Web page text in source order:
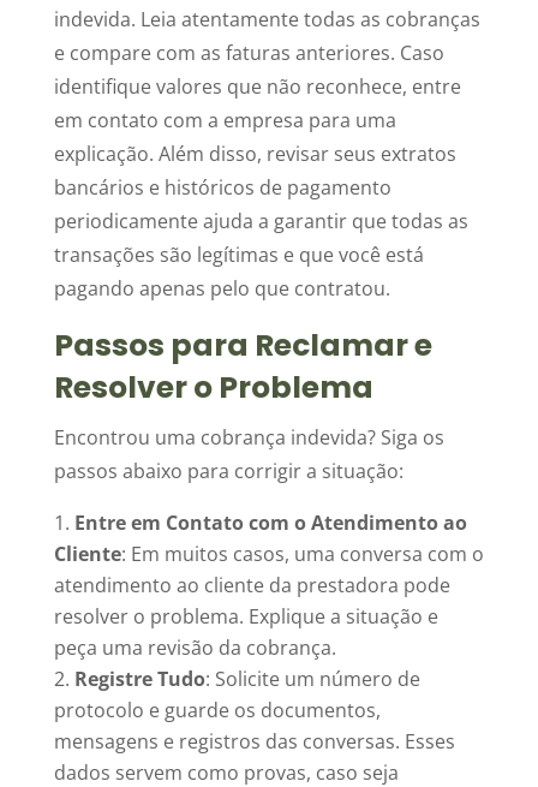
indevida. Leia atentamente todas as cobranças
e compare com as faturas anteriores. Caso
identifique valores que não reconhece, entre
em contato com a empresa para uma
explicação. Além disso, revisar seus extratos
bancários e históricos de pagamento
periodicamente ajuda a garantir que todas as
transações são legítimas e que você está
pagando apenas pelo que contratou.
Passos para Reclamar e
Resolver o Problema
Encontrou uma cobrança indevida? Siga os
passos abaixo para corrigir a situação:
Entre em Contato com o Atendimento ao
Cliente: Em muitos casos, uma conversa com o
atendimento ao cliente da prestadora pode
resolver o problema. Explique a situação e
peça uma revisão da cobrança.
Registre Tudo: Solicite um número de
protocolo e guarde os documentos,
mensagens e registros das conversas. Esses
dados servem como provas, caso seja